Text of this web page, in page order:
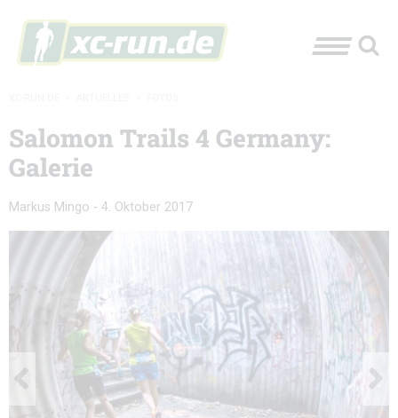
Salomon Trails 4 Germany:
Galerie
Markus Mingo - 4. Oktober 2017